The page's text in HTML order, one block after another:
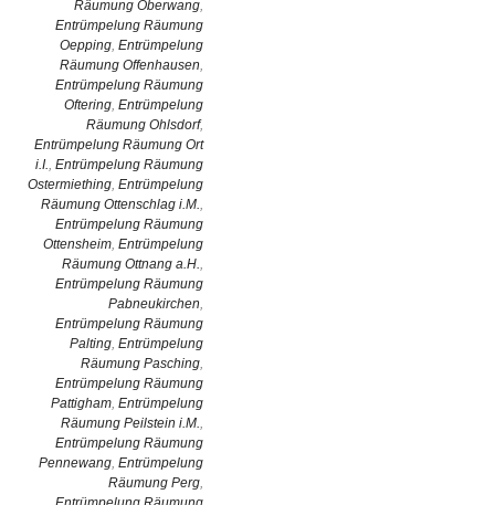
Räumung Oberwang,
Entrümpelung Räumung
Oepping, Entrümpelung
Räumung Offenhausen,
Entrümpelung Räumung
Oftering, Entrümpelung
Räumung Ohlsdorf,
Entrümpelung Räumung Ort
i.I., Entrümpelung Räumung
Ostermiething, Entrümpelung
Räumung Ottenschlag i.M.,
Entrümpelung Räumung
Ottensheim, Entrümpelung
Räumung Ottnang a.H.,
Entrümpelung Räumung
Pabneukirchen,
Entrümpelung Räumung
Palting, Entrümpelung
Räumung Pasching,
Entrümpelung Räumung
Pattigham, Entrümpelung
Räumung Peilstein i.M.,
Entrümpelung Räumung
Pennewang, Entrümpelung
Räumung Perg,